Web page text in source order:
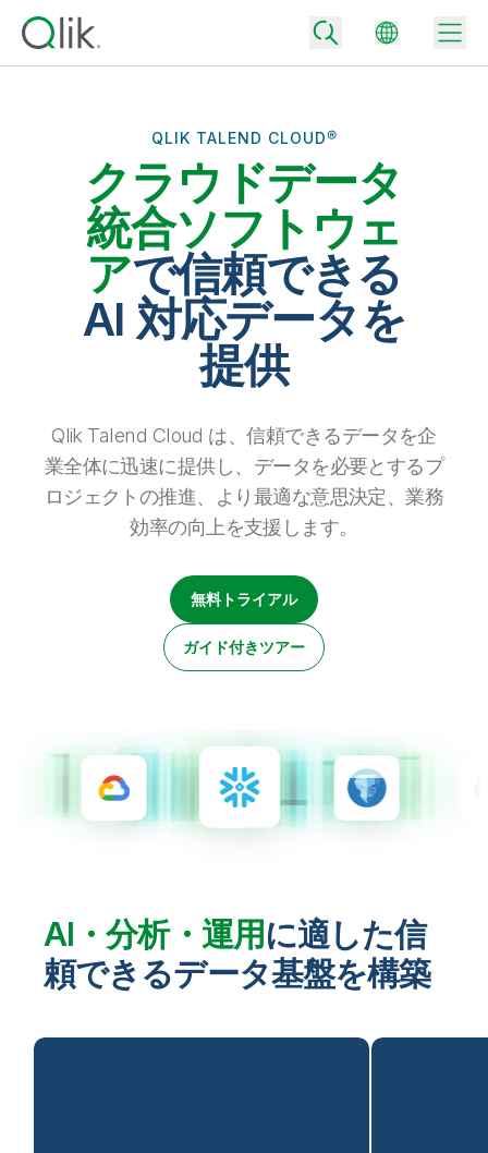
コミュニティ
カスタマーサポート
カスタマーポータル
初期トレーニング
製品関連
企業情報
採用情報
ニュースルーム
事業所 / 連絡先
Qlik
Qlik が選ばれる理由
データをビジネス成果へ
テクノロジーパートナーとの連携
Qlik のデータ統合とデータ分析の価値を最大化
データ統合
Back
データ統合とデータ品質の価格
適切なデータ統合プランで、信頼できるデータを迅速に提供し、よりスマー
トな意思決定を促進します。
データ分析の価格
適切なデータ分析プランで、より優れたインサイトを獲得し、ビジネス成果
の達成をサポートします。
イベント / Web セミナー
コミュニティ
QLIK TALEND CLOUD®
クラウドデータ
統合ソフトウェ
アで信頼できる
AI 対応データを
提供
Qlik Talend Cloud は、信頼できるデータを企
業全体に迅速に提供し、データを必要とするプ
ロジェクトの推進、より最適な意思決定、業務
効率の向上を支援します。
無料トライアル
ガイド付きツアー
AI・分析・運用に適した信
頼できるデータ基盤を構築